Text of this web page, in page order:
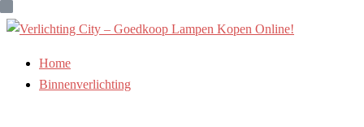
Ga
naar
inhoud
Home
Binnenverlichting